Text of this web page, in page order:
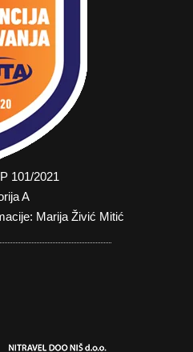
101/2021
A
Marija Živić Mitić